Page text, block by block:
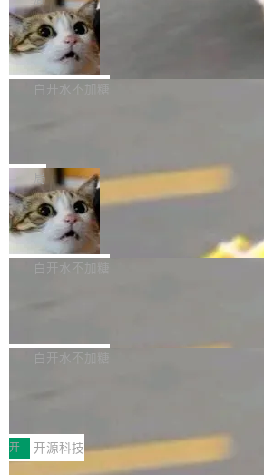
l 迁移或唤醒时，新宿主从 S3 恢复 SQLite
库继续执行。存储库是持久化的唯一真相...
te 17 Pro、OPPO K15，要么是vivo X300
样的次旗舰。 Galaxy Z Fold8 Ultra / Z
Z Flip8三款折叠屏新机均在7月22日发布，
部搭载骁龙8 Elite Gen5 for Galaxy，它们
本控制系统。目前处于 Early Access 阶段
ltaDB 的核心思路直接写在 landing page 最
眼的位置：「Software is made between
mits」——软件是在 commit 之间写出来的
是把这段空隙补上。 回退到任何一次编辑：
aDB 捕获 commit 之间的每一次操作，...
SpaceXAI 单季资本开支达 183 亿美元
根据风险投资人Tomer Tunguz 博客（VC 分
析）披露的最新分析与第二季度业绩报告，
微软同期总资本开支的四成。 与亚马逊、
bet、微软以及 Meta 等传统科技巨头相比，
ceXAI的资金消耗速度尤为引人瞩目。然而
撑庞大支出的资金来源却呈现出截然不同的
貌。数据显示，微软和 Meta 主要依托充沛
白开水不加糖
一个在终端里运行的编程 agent；Muse
1.2，驱动这个 agent 的新模型。一句话概
你可以用 curl -fsSL https://dev.meta.ai/
sh | bash 安装一个能在大项目里自动规划
代码、验证结果的 AI 终端工具。 据介绍，
个主 agent 循环，外加一组后台 agent。这
局
美团开源 LoHoSearch，用知识图谱校
准 AI 能力认知
机器出题的前提，是让机器拥有全局视野。
构建流程可以分为四个环节：建图 → 控制难
白开水不加糖
库，并将作为transport接入Mooncake
MPComm将作为一种传输引擎接入
ENT，实现零拷贝传输性能提升30%、非零
白开水不加糖
型案例入选名单》，深信服“面向企业研发场
开源 AI 编程平台 CoStrict 应用”凭借卓越的
开 开源科技